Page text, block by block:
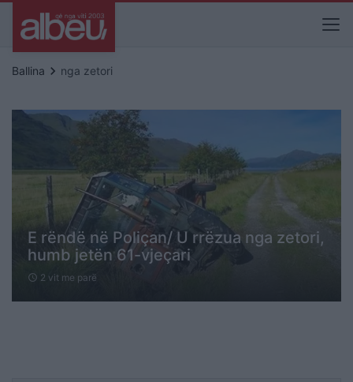
Ballina keyboard_arrow_right nga zetori
E rëndë në Poliçan/ U rrëzua nga zetori,
humb jetën 61-vjeçari
schedule 2 vit me parë